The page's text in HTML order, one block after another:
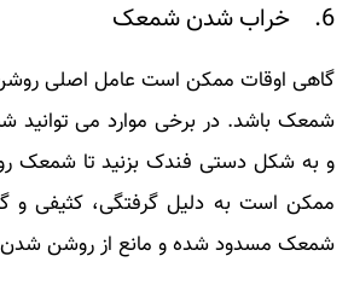
6. خراب شدن شمعک
گاهی اوقات ممکن است عامل اصلی
شمعک باشد. در برخی موارد می توانید
و به شکل دستی فندک بزنید تا شمعک
ممکن است به دلیل گرفتگی، کثیفی و
شمعک مسدود شده و مانع از روشن